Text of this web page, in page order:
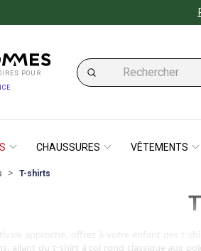
POUR
CHAUSSURES VÊTEMENTS
T-shirts
approche, offrez à votre enfant des t-
allant du t-shirt à col rond classique aux